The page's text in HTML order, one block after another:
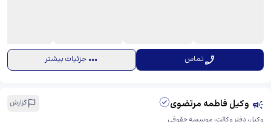
تماس جزئیات بیشتر
وکیل فاطمه مرتضوی
گزارش
وکیل، دفتر وکالت، موسسه حقوقی